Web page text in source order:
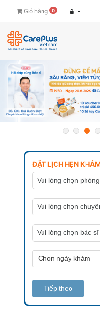
Giỏ hàng 0
ĐẶT LỊCH HẸN KHÁM
Tiếp theo